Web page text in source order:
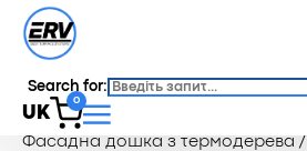
Search for:
UK
0
Головна / Каталог
Фасадна дошка з термодерева /